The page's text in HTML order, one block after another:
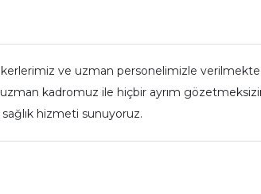
ve uzman personelimizle
kadromuz ile hiçbir ayrım
hizmeti sunuyoruz.